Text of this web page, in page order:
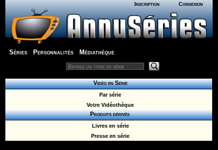
Inscription Connexion
Séries Personnalités Médiathèque
Vidéo en Série
Par série
Votre Vidéothèque
Produits dérivés
Livres en série
Presse en série